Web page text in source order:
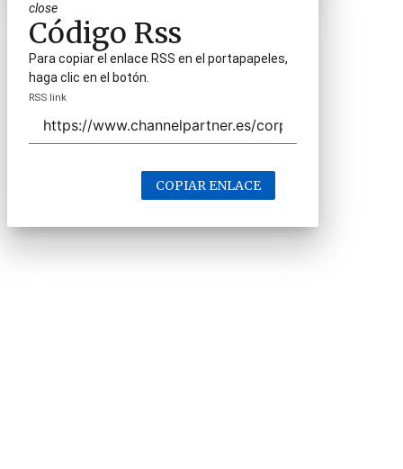
close
Código Rss
Para copiar el enlace RSS en el portapapeles,
haga clic en el botón.
RSS link
COPIAR ENLACE